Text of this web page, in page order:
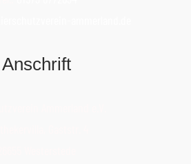
Anschrift